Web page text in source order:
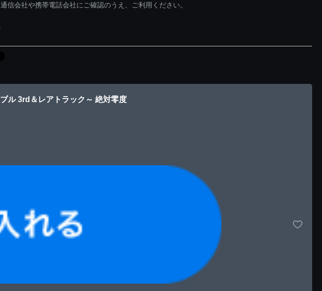
信会社や携帯電話会社にご確認のうえ、ご利用ください。
ル 3rd＆レアトラック～ 絶対零度